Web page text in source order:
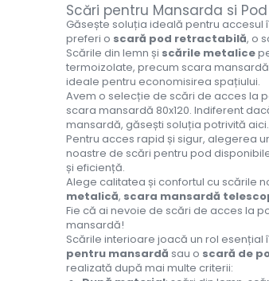
Scări pentru Mansarda si
Găsește soluția ideală pentru
preferi o scară pod retractabilă, o
Scările din lemn și scările metalice
termoizolate, precum scara
ideale pentru economisirea spațiului.
Avem o selecție de scări de acces la
scara mansardă 80x120. Indiferent
mansardă, găsești soluția potrivită aici.
Pentru acces rapid și sigur, alegerea
noastre de scări pentru pod
și eficiență.
Alege calitatea și confortul cu scările
metalică, scara mansardă
Fie că ai nevoie de scări de acces la
mansardă!
Scările interioare joacă un rol
pentru mansardă sau o scară de
realizată după mai multe criterii: